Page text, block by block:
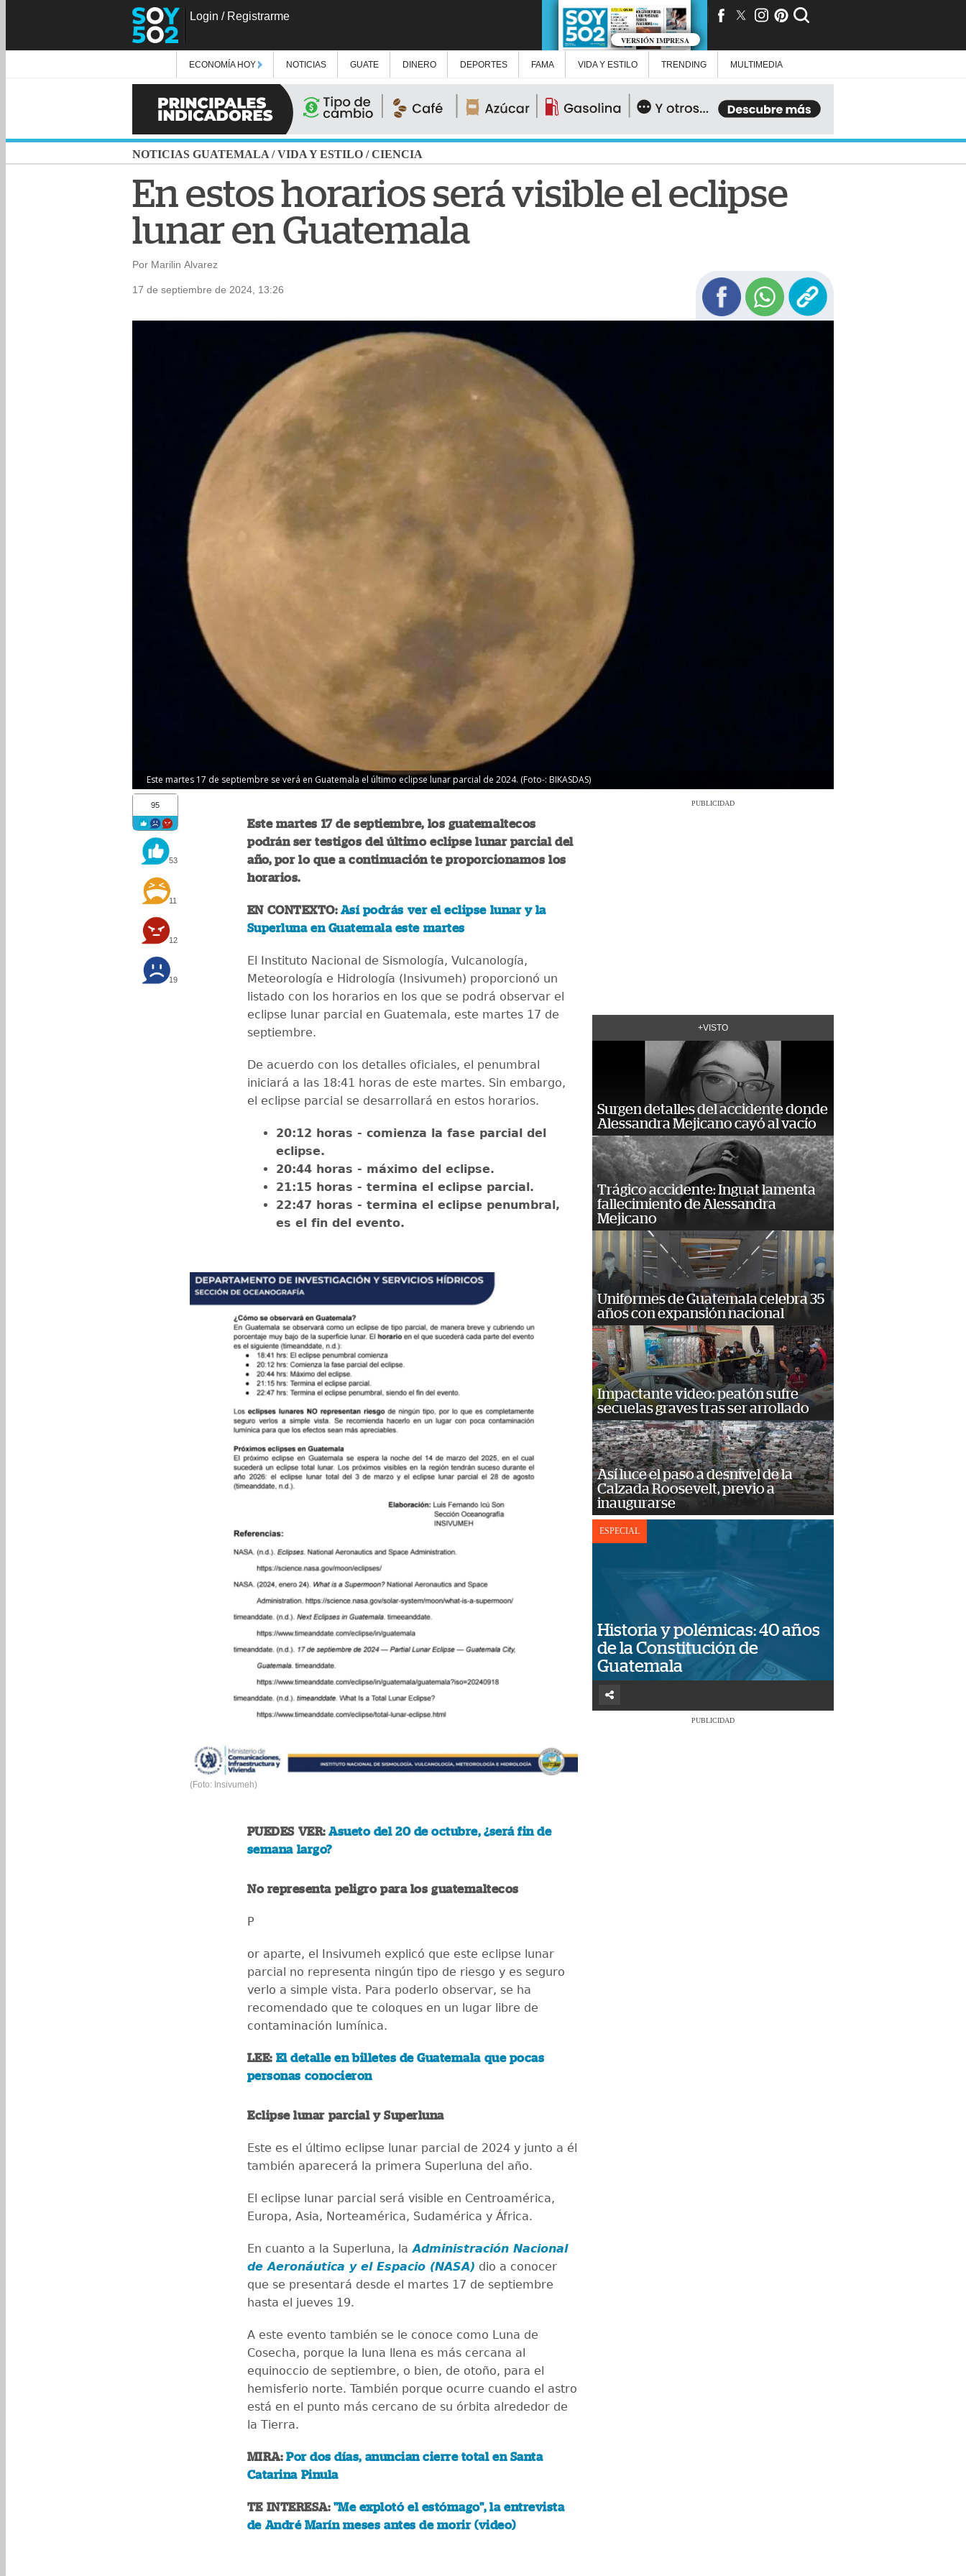
Login / Registrarme
VERSIÓN IMPRESA
ECONOMÍA HOY NOTICIAS GUATE DINERO DEPORTES FAMA VIDA Y ESTILO TRENDING MULTIMEDIA
NOTICIAS GUATEMALA /VIDA Y ESTILO /CIENCIA
En estos horarios será visible el eclipse
lunar en Guatemala
Por Marilin Alvarez
17 de septiembre de 2024, 13:26
Este martes 17 de septiembre se verá en Guatemala el último eclipse lunar parcial de 2024. (Foto-: BIKASDAS)
95
53
11
12
19
Este martes 17 de septiembre, los guatemaltecos
podrán ser testigos del último eclipse lunar parcial del
año, por lo que a continuación te proporcionamos los
horarios.
EN CONTEXTO: Así podrás ver el eclipse lunar y la
Superluna en Guatemala este martes
El Instituto Nacional de Sismología, Vulcanología,
Meteorología e Hidrología (Insivumeh) proporcionó un
listado con los horarios en los que se podrá observar el
eclipse lunar parcial en Guatemala, este martes 17 de
septiembre.
De acuerdo con los detalles oficiales, el penumbral
iniciará a las 18:41 horas de este martes. Sin embargo,
el eclipse parcial se desarrollará en estos horarios.
20:12 horas - comienza la fase parcial del
eclipse.
20:44 horas - máximo del eclipse.
21:15 horas - termina el eclipse parcial.
22:47 horas - termina el eclipse penumbral,
es el fin del evento.
(Foto: Insivumeh)
PUEDES VER:Asueto del 20 de octubre, ¿será fin de
semana largo?
No representa peligro para los guatemaltecos
P
or aparte, el Insivumeh explicó que este eclipse lunar
parcial no representa ningún tipo de riesgo y es seguro
verlo a simple vista. Para poderlo observar, se ha
recomendado que te coloques en un lugar libre de
contaminación lumínica.
LEE: El detalle en billetes de Guatemala que pocas
personas conocieron
Eclipse lunar parcial y Superluna
Este es el último eclipse lunar parcial de 2024 y junto a él
también aparecerá la primera Superluna del año.
El eclipse lunar parcial será visible en Centroamérica,
Europa, Asia, Norteamérica, Sudamérica y África.
En cuanto a la Superluna, la Administración Nacional
de Aeronáutica y el Espacio (NASA) dio a conocer
que se presentará desde el martes 17 de septiembre
hasta el jueves 19.
A este evento también se le conoce como Luna de
Cosecha, porque la luna llena es más cercana al
equinoccio de septiembre, o bien, de otoño, para el
hemisferio norte. También porque ocurre cuando el astro
está en el punto más cercano de su órbita alrededor de
la Tierra.
MIRA:Por dos días, anuncian cierre total en Santa
Catarina Pinula
TE INTERESA: "Me explotó el estómago", la entrevista
de André Marín meses antes de morir (video)
PUBLICIDAD
+VISTO
Surgen detalles del accidente donde
Alessandra Mejicano cayó al vacío
Trágico accidente: Inguat lamenta
fallecimiento de Alessandra
Mejicano
Uniformes de Guatemala celebra 35
años con expansión nacional
Impactante video: peatón sufre
secuelas graves tras ser arrollado
Así luce el paso a desnivel de la
Calzada Roosevelt, previo a
inaugurarse
ESPECIAL
Historia y polémicas: 40 años
de la Constitución de
Guatemala
PUBLICIDAD